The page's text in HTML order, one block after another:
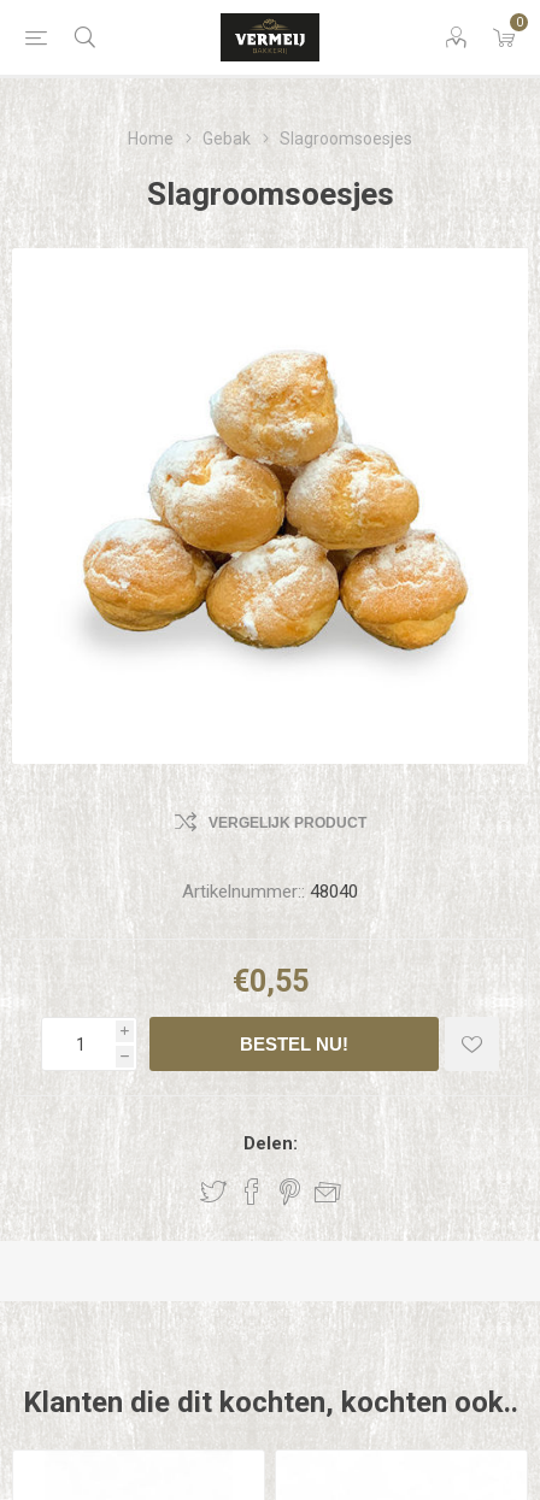
0
Home Gebak Slagroomsoesjes
Slagroomsoesjes
VERGELIJK PRODUCT
Artikelnummer:: 48040
€0,55
i
h
Delen:
Klanten die dit kochten, kochten ook..